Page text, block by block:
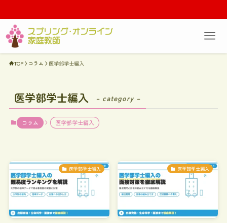
TOP コラム 医学部学士編入
医学部学士編入 – category –
コラム 医学部学士編入
医学部学士編入 医学部学士編入